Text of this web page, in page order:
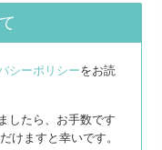
シーポリシーをお読
したら、お手数です
けますと幸いです。